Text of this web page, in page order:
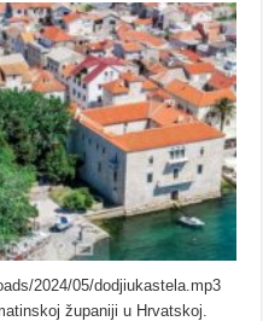
2024/05/dodjiukastela.mp3
županiji u Hrvatskoj.